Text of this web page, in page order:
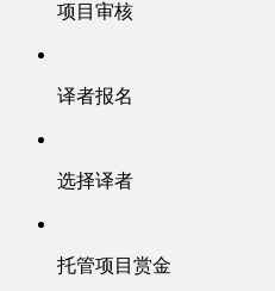
项目审核
译者报名
选择译者
托管项目赏金